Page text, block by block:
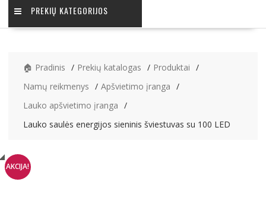
PREKIŲ KATEGORIJOS
🏠 Pradinis Prekių katalogas
Produktai
Namų reikmenys
Apšvietimo įranga
Lauko apšvietimo įranga
Lauko saulės energijos sieninis šviestuvas su 100 LED
AKCIJA!